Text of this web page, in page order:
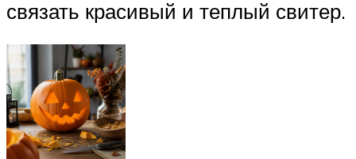
связать красивый и теплый свитер.